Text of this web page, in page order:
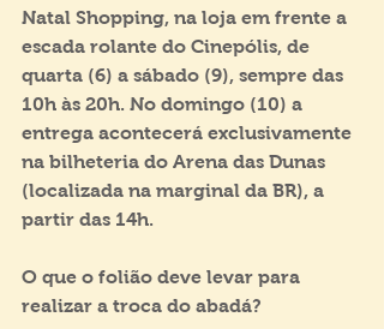
Natal Shopping, na loja em frente a
escada rolante do Cinepólis, de
quarta (6) a sábado (9), sempre das
10h às 20h. No domingo (10) a
entrega acontecerá exclusivamente
na bilheteria do Arena das Dunas
(localizada na marginal da BR), a
partir das 14h.
O que o folião deve levar para
realizar a troca do abadá? ​